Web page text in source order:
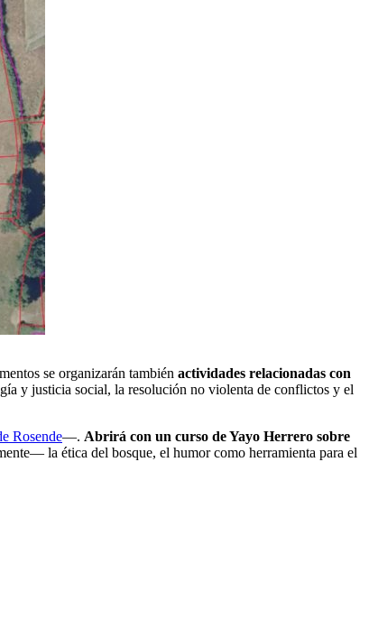
se organizarán también actividades relacionadas con
y justicia social, la resolución no violenta de conflictos y el
Rosende—. Abrirá con un curso de Yayo Herrero sobre
la ética del bosque, el humor como herramienta para el